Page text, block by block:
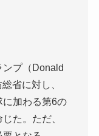
ンプ（Donald
省に対し、
に加わる第6の
た。ただ、